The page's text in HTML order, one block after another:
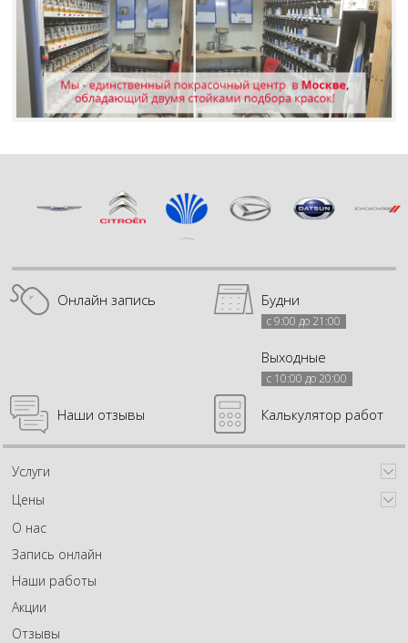
Онлайн запись Будни
с 9:00 до 21:00
Выходные
с 10:00 до 20:00
Наши отзывы Калькулятор работ
Услуги
Цены
О нас
Запись онлайн
Наши работы
Акции
Отзывы